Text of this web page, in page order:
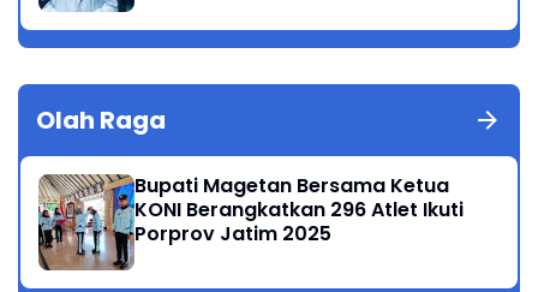
Olah Raga
Bupati Magetan Bersama Ketua
KONI Berangkatkan 296 Atlet Ikuti
Porprov Jatim 2025